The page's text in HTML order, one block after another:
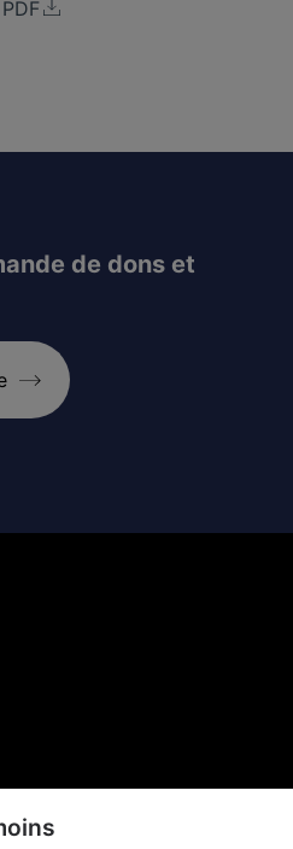
de dons et
CONFIDENTIALITÉ